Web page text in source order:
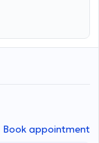
at the same
the 401 General
Dental Clinic.
and
her field of
Book appointment